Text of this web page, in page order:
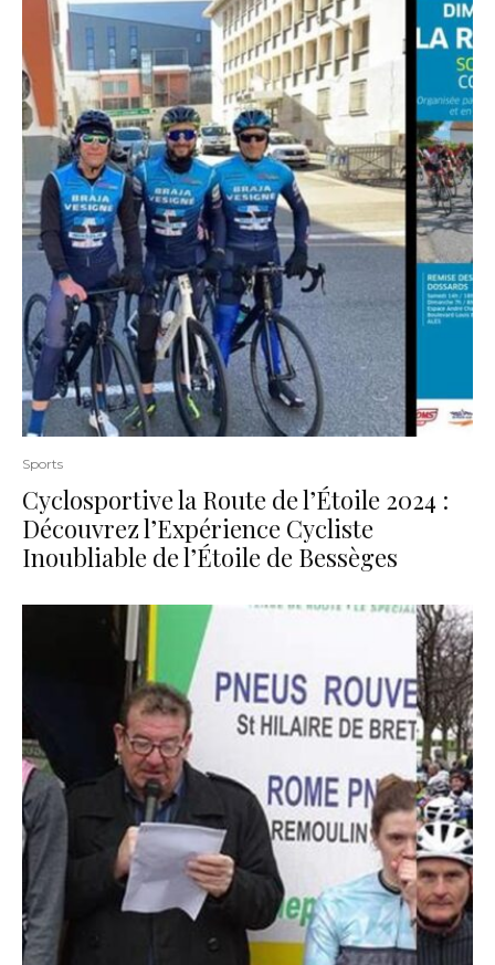
Sports
Cyclosportive la Route de l’Étoile 2024 :
Découvrez l’Expérience Cycliste
Inoubliable de l’Étoile de Bessèges